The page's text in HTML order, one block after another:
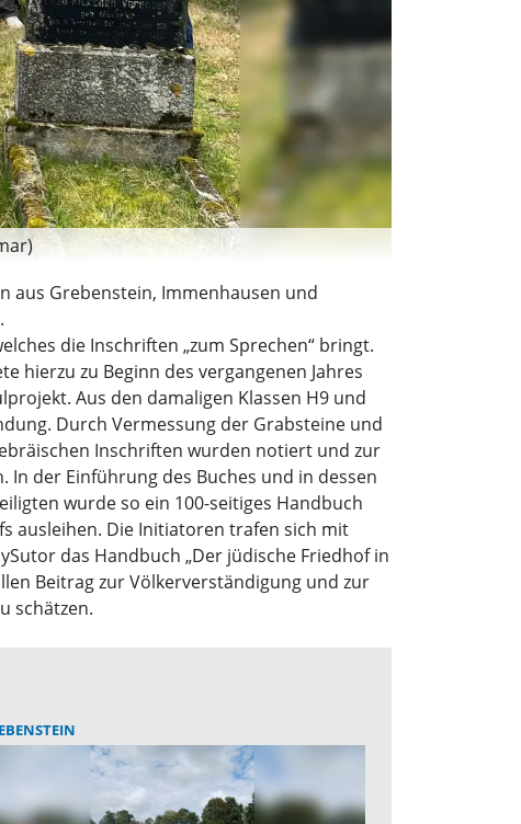
aus Grebenstein, Immenhausen und
die Inschriften „zum Sprechen“ bringt.
hierzu zu Beginn des vergangenen Jahres
Aus den damaligen Klassen H9 und
Durch Vermessung der Grabsteine und
Inschriften wurden notiert und zur
der Einführung des Buches und in dessen
wurde so ein 100-seitiges Handbuch
ausleihen. Die Initiatoren trafen sich mit
das Handbuch „Der jüdische Friedhof in
Beitrag zur Völkerverständigung und zur
schätzen.